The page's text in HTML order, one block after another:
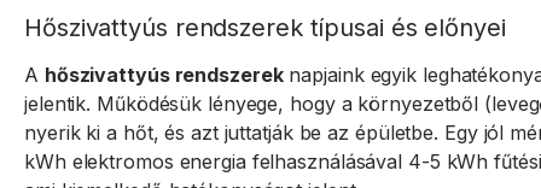
Hőszivattyús rendszerek típusai és előnyei
A hőszivattyús rendszereknapjaink egyik
jelentik. Működésük lényege, hogy a környezetből
nyerik ki a hőt, és azt juttatják be az épületbe. Egy jól
kWh elektromos energia felhasználásával 4-5 kWh